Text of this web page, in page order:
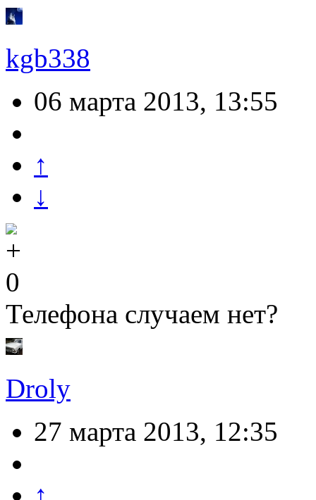
kgb338
06 марта 2013, 13:55
↑
↓
0
Телефона случаем нет?
Droly
27 марта 2013, 12:35